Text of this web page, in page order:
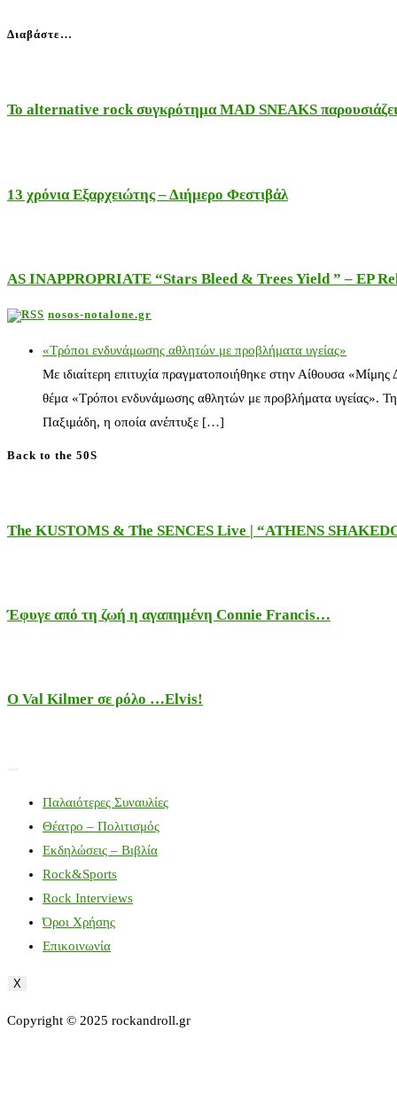
Διαβάστε…
Το alternative rock συγκρότημα MAD SNEAKS
13 χρόνια Εξαρχειώτης – Διήμερο Φεστιβάλ
AS INAPPROPRIATE “Stars Bleed & Trees Yield ” – EP
nosos-notalone.gr
«Τρόποι ενδυνάμωσης αθλητών με προβλήματα υγείας»
Με ιδιαίτερη επιτυχία πραγματοποιήθηκε στην Αίθουσα
θέμα «Τρόποι ενδυνάμωσης αθλητών με προβλήματα υγείας».
Παξιμάδη, η οποία ανέπτυξε […]
Back to the 50S
The KUSTOMS & The SENCES Live | “ATHENS
Έφυγε από τη ζωή η αγαπημένη Connie Francis…
Ο Val Kilmer σε ρόλο …Elvis!
Παλαιότερες Συναυλίες
Θέατρο – Πολιτισμός
Εκδηλώσεις – Βιβλία
Rock&Sports
Rock Interviews
Όροι Χρήσης
Επικοινωνία
X
Copyright © 2025 rockandroll.gr